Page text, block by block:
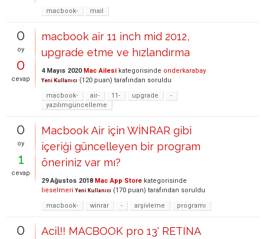
macbook-
mail
0
oy
0
cevap
macbook air 11 inch mid 2012,
upgrade etme ve hızlandırma
4 Mayıs 2020 Mac Ailesi kategorisinde onderkarabay
Yeni Kullanıcı (120 puan) tarafından soruldu
macbook-
air- 11- upgrade
-
yazılımgüncelleme
0
oy
1
cevap
Macbook Air için WİNRAR gibi
içeriği güncelleyen bir program
öneriniz var mı?
29 Ağustos 2018 Mac App Store kategorisinde
lieselmeri Yeni Kullanıcı (170 puan) tarafından soruldu
macbook-
winrar - arşivleme programı
0
Acil!! MACBOOK pro 13' RETINA